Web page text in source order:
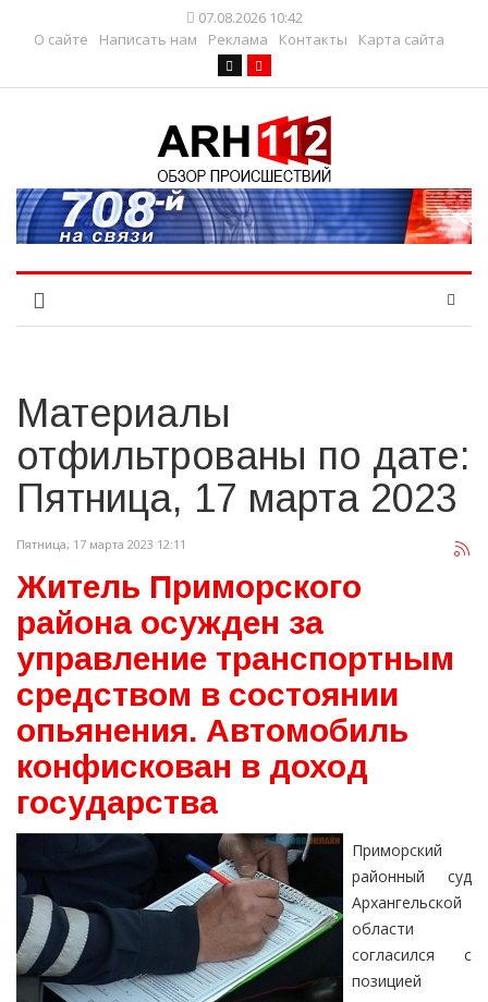
07.08.2026 10:42
О сайте
Написать нам Реклама Контакты Карта сайта
Материалы
отфильтрованы по дате:
Пятница, 17 марта 2023
Пятница, 17 марта 2023 12:11
Житель Приморского
района осужден за
управление транспортным
средством в состоянии
опьянения. Автомобиль
конфискован в доход
государства
Приморский
районный суд
Архангельской
области
согласился с
позицией